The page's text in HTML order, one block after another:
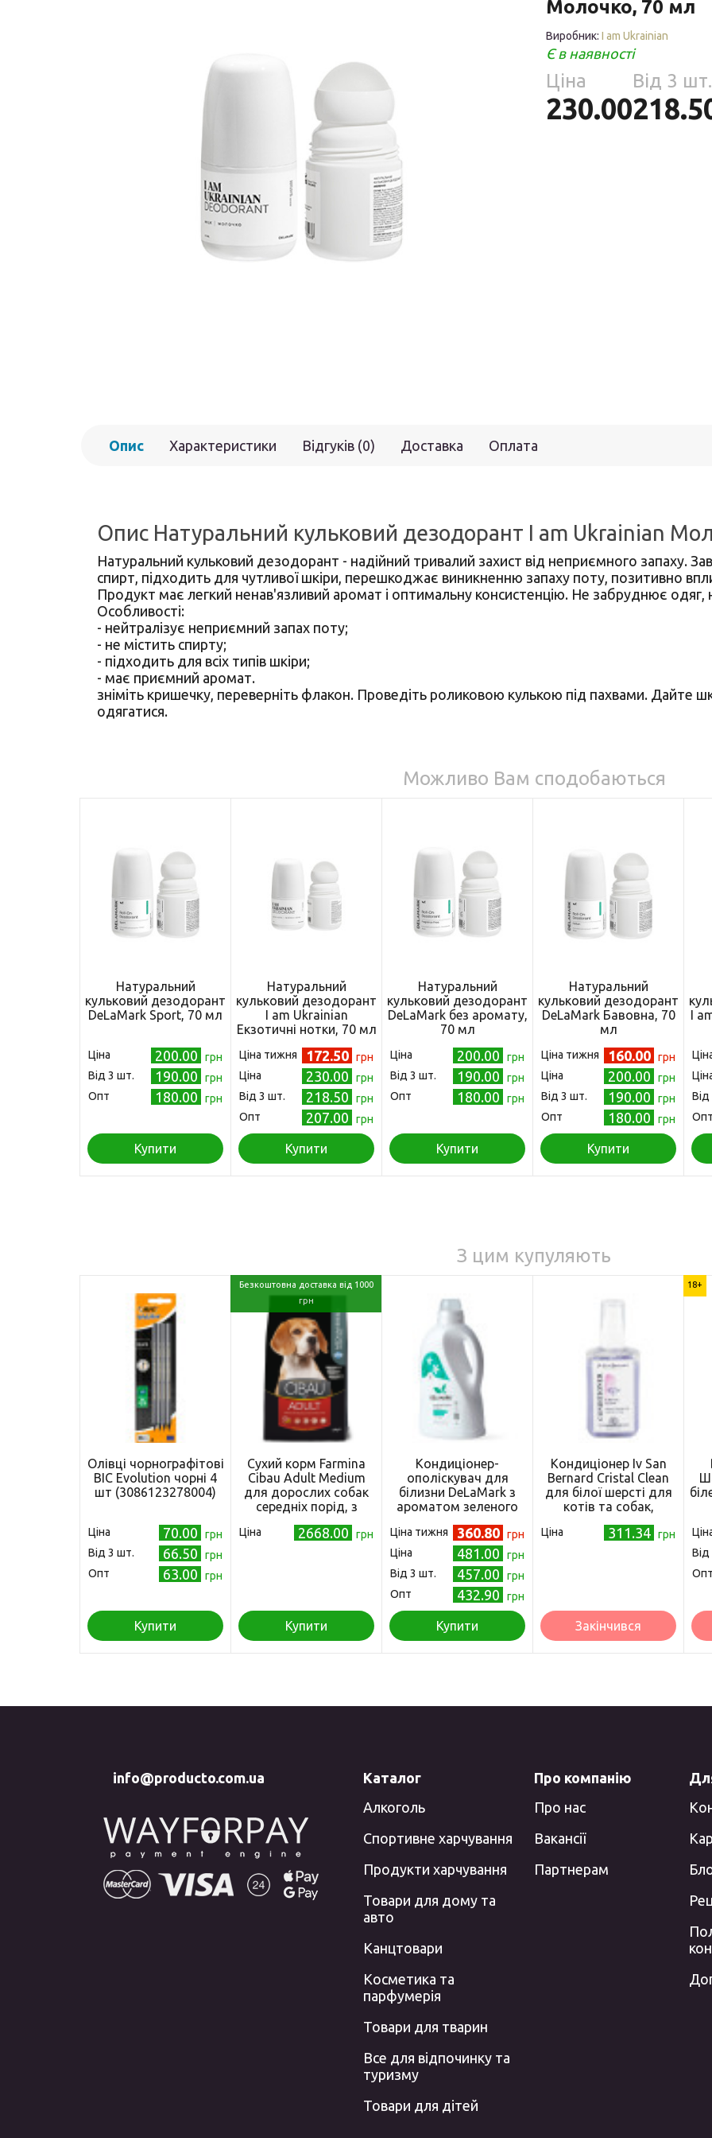
Консервація
Снеки та закуски
Харчові
інгредієнти
Рослинна олія
Борошно та
висівки
Подарункові
Молочко, 70 мл
Виробник: I am Ukrainian
Є в наявності
Ціна
230.00
Від 3 шт.
Опис Характеристики Відгуків (0) Доставка Оплата
Опис Натуральний кульковий дезодорант I am Ukrainian
Натуральний кульковий дезодорант - надійний тривалий захист від неприємного запаху.
спирт, підходить для чутливої шкіри, перешкоджає виникненню запаху поту, позитивно
Продукт має легкий ненав'язливий аромат і оптимальну консистенцію. Не забруднює одяг,
Особливості:
- нейтралізує неприємний запах поту;
- не містить спирту;
- підходить для всіх типів шкіри;
- має приємний аромат.
зніміть кришечку, переверніть флакон. Проведіть роликовою кулькою під пахвами. Дайте
одягатися.
Можливо Вам сподобаються
Натуральний
кульковий дезодорант
DeLaMark Sport, 70 мл
Ціна 200.00
грн
Від 3 шт.
190.00
грн
Опт
180.00 грн
Купити
Натуральний
кульковий дезодорант
I am Ukrainian
Екзотичні нотки, 70 мл
Ціна тижня 172.50 грн
Ціна
230.00
грн
Від 3 шт.
218.50
грн
Опт
207.00 грн
Купити
Натуральний
кульковий дезодорант
DeLaMark без аромату,
70 мл
Ціна 200.00
грн
Від 3 шт.
190.00
грн
Опт
180.00 грн
Купити
Натуральний
кульковий дезодорант
DeLaMark Бавовна, 70
мл
Ціна тижня 160.00 грн
Ціна
200.00
грн
Від 3 шт.
190.00
грн
Опт
180.00 грн
Купити
I
Опт
З цим купуляють
Олівці чорнографітові
BIC Evolution чорні 4
шт (3086123278004)
Ціна 70.00
грн
Від 3 шт.
66.50
грн
Опт
63.00 грн
Купити
Безкоштовна доставка від 1000
грн
Сухий корм Farmina
Cibau Adult Medium
для дорослих собак
середніх порід, з
Ціна 2668.00 грн
Купити
Кондиціонер-
ополіскувач для
білизни DeLaMark з
ароматом зеленого
Ціна тижня 360.80 грн
Ціна
481.00
грн
Від 3 шт.
457.00
грн
Опт
432.90 грн
Купити
Кондиціонер Iv San
Bernard Cristal Clean
для білої шерсті для
котів та собак,
природне
Ціна 311.34 грн
Закінчився
18+
Опт
info@producto.com.ua
Каталог
Алкоголь
Спортивне харчування
Продукти харчування
Товари для дому та
авто
Канцтовари
Косметика та
парфумерія
Товари для тварин
Все для відпочинку та
туризму
Товари для дітей
Про компанію
Про нас
Вакансії
Партнерам